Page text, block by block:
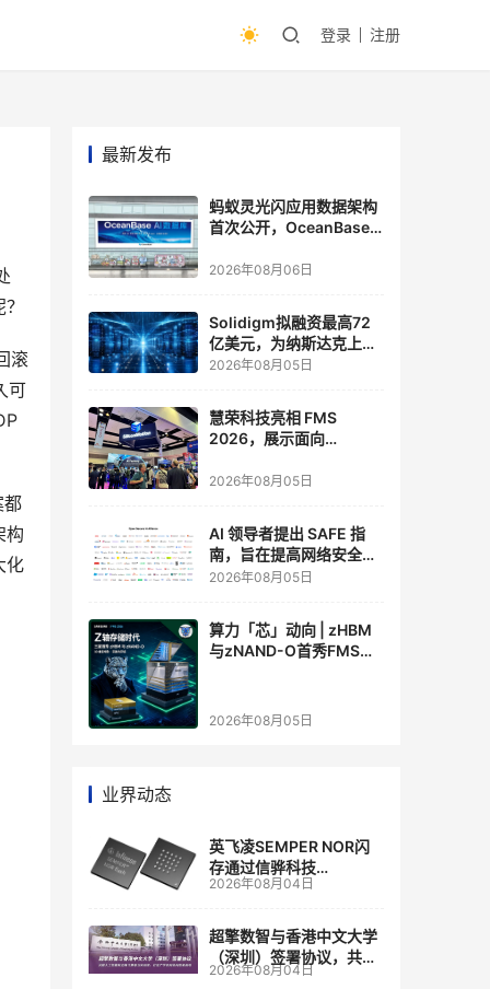
登录 注册
滚
可
都
构
化
最新发布
蚂蚁灵光闪应用数据架构
首次公开，OceanBase
2026年08月06日
Solidigm拟融资最高72
亿美元，为纳斯达克上市
做准备
2026年08月05日
慧荣科技亮相 FMS
2026，展示面向
存储方案
2026年08月05日
AI 领导者提出 SAFE 指
南，旨在提高网络安全透
明度
2026年08月05日
算力「芯」动向 | zHBM
与zNAND-O首秀FMS
个维度，z轴算盘的魅力
2026年08月05日
业界动态
英飞凌SEMPER NOR闪
存通过信骅科技
AST2700 BMC认证，全
管理
2026年08月04日
超擎数智与香港中文大学
（深圳）签署协议，共建
人工智能和边缘计算联合
2026年08月04日